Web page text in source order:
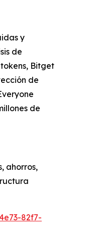
y
de
Bitget
de
de
ahorros,
82f7-